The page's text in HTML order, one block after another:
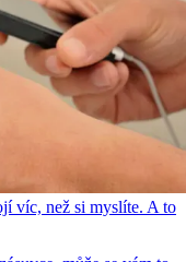
víc, než si myslíte. A to